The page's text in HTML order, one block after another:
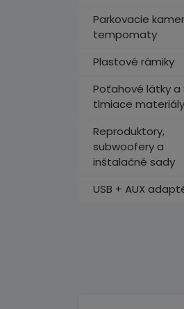
Parkovacie
tempomaty
Plastové rámiky
Poťahové látky a
tlmiace materiály
Reproduktory,
subwoofery a
inštalačné sady
USB + AUX